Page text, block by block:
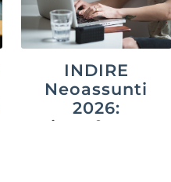
INDIRE
Neoassunti
2026:
piattaforma,